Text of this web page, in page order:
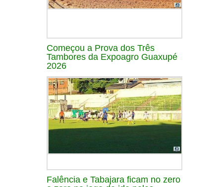
Começou a Prova dos Três
Tambores da Expoagro Guaxupé
2026
Falência e Tabajara ficam no zero